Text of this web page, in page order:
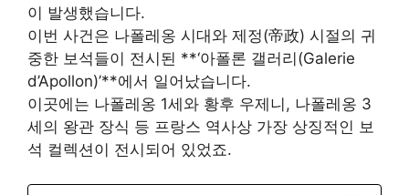
이 발생했습니다.
이번 사건은 나폴레옹 시대와 제정(帝政) 시절의 귀
중한 보석들이 전시된 **‘아폴론 갤러리(Galerie
d’Apollon)’**에서 일어났습니다.
이곳에는 나폴레옹 1세와 황후 우제니, 나폴레옹 3
세의 왕관 장식 등 프랑스 역사상 가장 상징적인 보
석 컬렉션이 전시되어 있었죠.